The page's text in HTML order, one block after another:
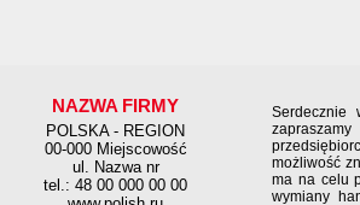
NAZWA FIRMY
POLSKA - REGION
00-000 Miejscowość
ul. Nazwa nr
tel.: 48 00 000 00 00
Serdecznie
możliwość
ma na celu
wymiany